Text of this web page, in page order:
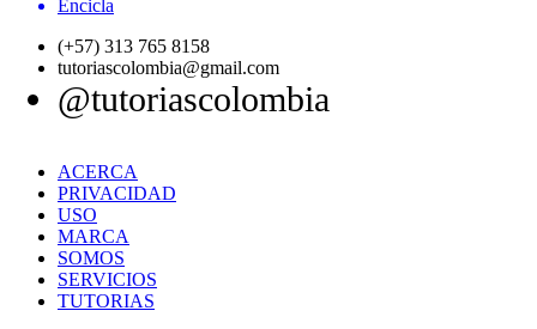
Encicla
(+57) 313 765 8158
tutoriascolombia@gmail.com
@tutoriascolombia
ACERCA
PRIVACIDAD
USO
MARCA
SOMOS
SERVICIOS
TUTORIAS